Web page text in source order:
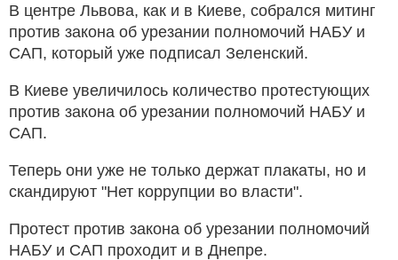
В центре Львова, как и в Киеве, собрался митинг
против закона об урезании полномочий НАБУ и
САП, который уже подписал Зеленский.
В Киеве увеличилось количество протестующих
против закона об урезании полномочий НАБУ и
САП.
Теперь они уже не только держат плакаты, но и
скандируют "Нет коррупции во власти".
Протест против закона об урезании полномочий
НАБУ и САП проходит и в Днепре.